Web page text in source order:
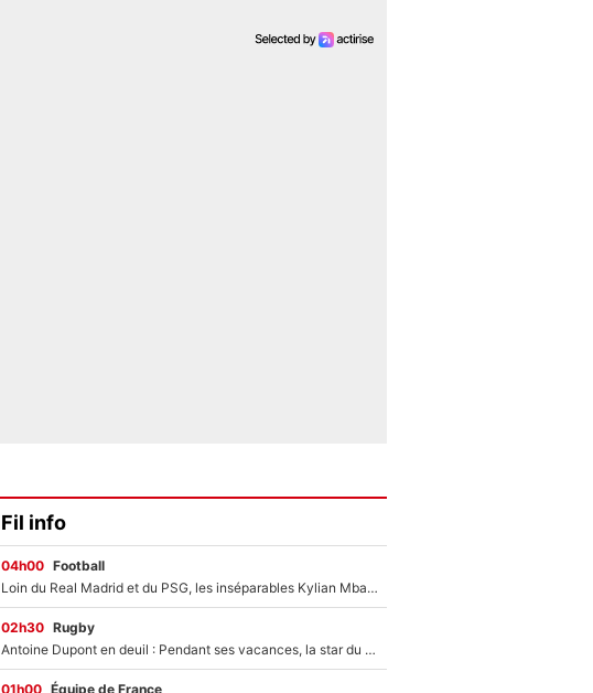
Fil info
04h00 Football
Loin du Real Madrid et du PSG, les inséparables Kylian Mbappé et Achraf Hakimi changent d'équipe le temps d'une journée !
02h30 Rugby
Antoine Dupont en deuil : Pendant ses vacances, la star du XV de France a perdu sa grand-mère
01h00 Équipe de France